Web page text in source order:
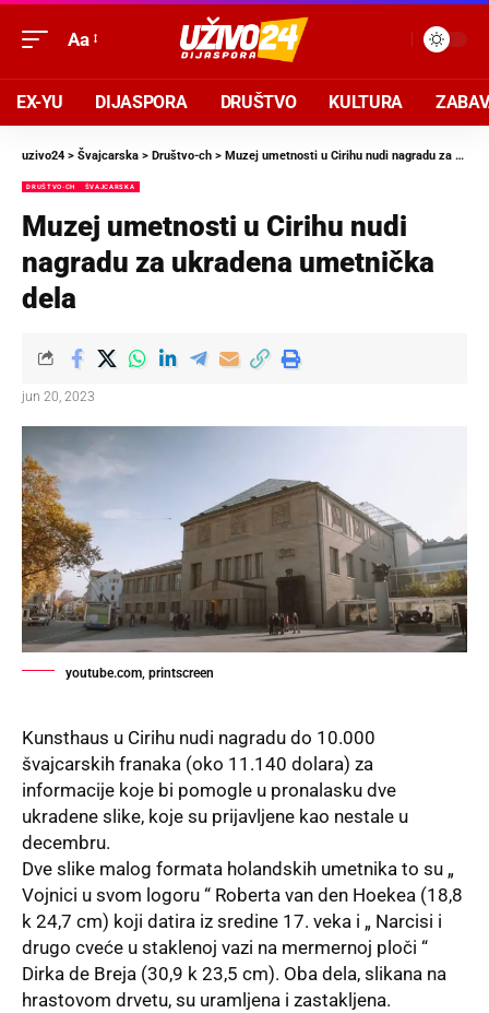
Aa
EX-YU DIJASPORA DRUŠTVO KULTURA
uzivo24 > Švajcarska > Društvo-ch > Muzej umetnosti u Cirihu nudi nagradu za ukradena umetnička dela
DRUŠTVO-CH ŠVAJCARSKA
Muzej umetnosti u Cirihu nudi
nagradu za ukradena umetnička
dela
jun 20, 2023
youtube.com, printscreen
Kunsthaus u Cirihu nudi nagradu do 10.000
švajcarskih franaka (oko 11.140 dolara) za
informacije koje bi pomogle u pronalasku dve
ukradene slike, koje su prijavljene kao nestale u
decembru.
Dve slike malog formata holandskih umetnika to su „
Vojnici u svom logoru “ Roberta van den Hoekea (18,8
k 24,7 cm) koji datira iz sredine 17. veka i „ Narcisi i
drugo cveće u staklenoj vazi na mermernoj ploči “
Dirka de Breja (30,9 k 23,5 cm). Oba dela, slikana na
hrastovom drvetu, su uramljena i zastakljena.